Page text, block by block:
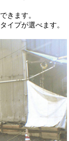
きます。
イプが選べます。